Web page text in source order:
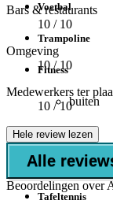
Voetbal
Trampoline
Fitness
buiten
Volleybal
Sporttoernooien
Tafeltennis
Bars & restaurants
10 / 10
Omgeving
10 / 10
Medewerkers ter
10 / 10
Hele review lezen
Alle
Beoordelingen over